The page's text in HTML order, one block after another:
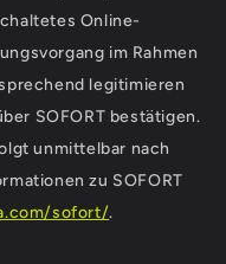
Online-
im Rahmen
legitimieren
SOFORT bestätigen.
unmittelbar nach
zu SOFORT
sofort/.